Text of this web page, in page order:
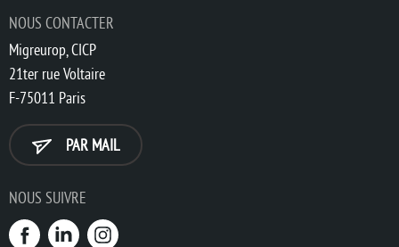
NOUS CONTACTER
Migreurop, CICP
21ter rue Voltaire
F-75011 Paris
PAR MAIL
NOUS SUIVRE